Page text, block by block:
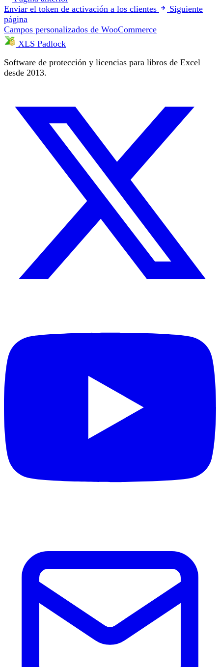
Enviar el token de activación a los clientes
Siguiente
página
Campos personalizados de WooCommerce
XLS Padlock
Software de protección y licencias para libros de Excel
desde 2013.